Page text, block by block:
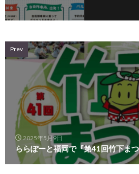
Prev
2025年5月9日
ららぽーと福岡で『第41回竹下ま